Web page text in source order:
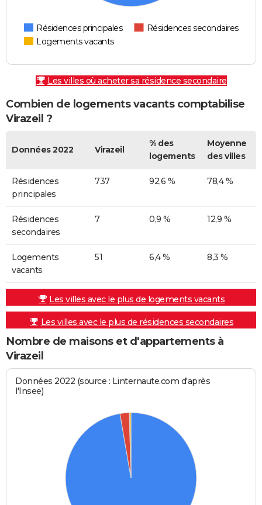
Résidences principales
Résidences secondaires
Logements vacants
Les villes où acheter sa résidence secondaire
Combien de logements vacants comptabilise
Virazeil ?
Données 2022 Virazeil
% des
logements
Moyenne
des villes
Résidences
principales
737 92,6 % 78,4 %
Résidences
secondaires
7 0,9 % 12,9 %
Logements
vacants
51 6,4 % 8,3 %
Les villes avec le plus de logements vacants
Les villes avec le plus de résidences secondaires
Nombre de maisons et d'appartements à
Virazeil
Données 2022 (source : Linternaute.com d'après
l'Insee)